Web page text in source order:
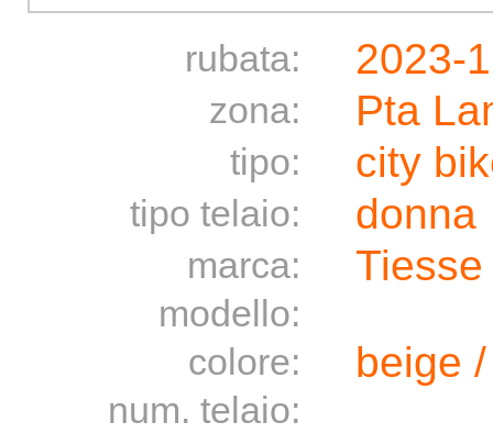
rubata: 2023-
zona: Pta
tipo: city
tipo telaio: donna
marca: Tiesse
modello:
colore:
beige
num. telaio: